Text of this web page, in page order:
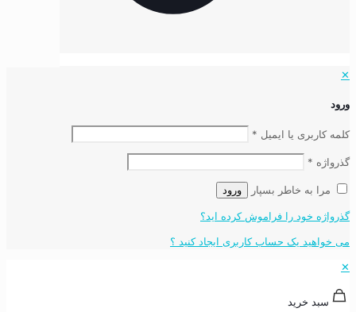
✕
ورود
کلمه کاربری یا ایمیل *
گذرواژه *
مرا به خاطر بسپار ورود
گذرواژه خود را فراموش کرده اید؟
می خواهید یک حساب کاربری ایجاد کنید ؟
✕
سبد خرید